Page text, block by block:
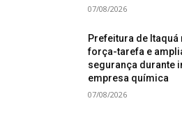
07/08/2026
Prefeitura de
força-tarefa e
segurança durante
empresa química
07/08/2026